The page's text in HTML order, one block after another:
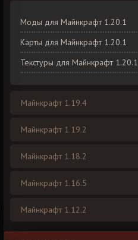
Моды для Майнкрафт 1.20.1
Карты для Майнкрафт 1.20.1
Текстуры для Майнкрафт 1.20.1
Майнкрафт 1.19.4
Майнкрафт 1.19.2
Майнкрафт 1.18.2
Майнкрафт 1.16.5
Майнкрафт 1.12.2